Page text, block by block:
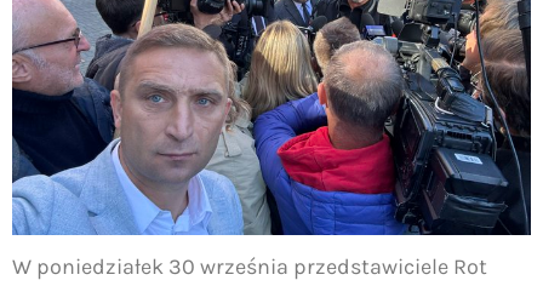
W poniedziałek 30 września przedstawiciele Rot